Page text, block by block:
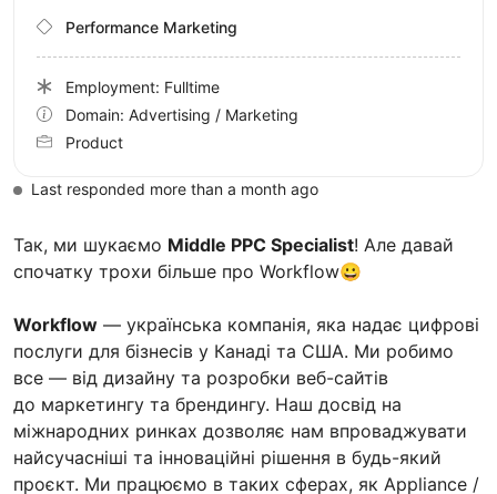
Так, ми шукаємо Middle PPC Specialist! Але давай
спочатку трохи більше про Workflow😀
Workflow — українська компанія, яка надає цифрові
послуги для бізнесів у Канаді та США. Ми робимо
все — від дизайну та розробки веб-сайтів
до маркетингу та брендингу. Наш досвід на
міжнародних ринках дозволяє нам впроваджувати
найсучасніші та інноваційні рішення в будь-який
проєкт. Ми працюємо в таких сферах, як Appliance /
Performance Marketing
Employment: Fulltime
Domain: Advertising / Marketing
Product
Last responded more than a month ago